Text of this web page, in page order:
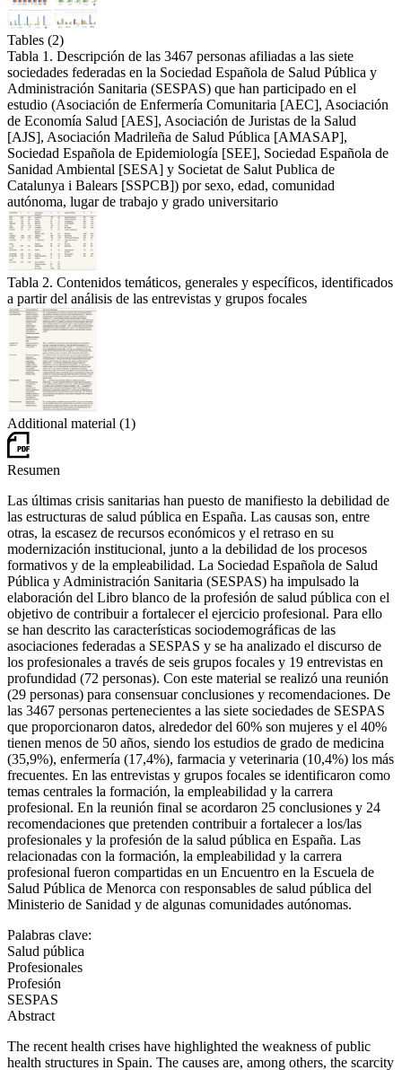
Tables (2)
Tabla 1. Descripción de las 3467 personas afiliadas a las siete
sociedades federadas en la Sociedad Española de Salud Pública y
Administración Sanitaria (SESPAS) que han participado en el
estudio (Asociación de Enfermería Comunitaria [AEC], Asociación
de Economía Salud [AES], Asociación de Juristas de la Salud
[AJS], Asociación Madrileña de Salud Pública [AMASAP],
Sociedad Española de Epidemiología [SEE], Sociedad Española de
Sanidad Ambiental [SESA] y Societat de Salut Publica de
Catalunya i Balears [SSPCB]) por sexo, edad, comunidad
autónoma, lugar de trabajo y grado universitario
Tabla 2. Contenidos temáticos, generales y específicos, identificados
a partir del análisis de las entrevistas y grupos focales
Additional material (1)
Resumen
Las últimas crisis sanitarias han puesto de manifiesto la debilidad de
las estructuras de salud pública en España. Las causas son, entre
otras, la escasez de recursos económicos y el retraso en su
modernización institucional, junto a la debilidad de los procesos
formativos y de la empleabilidad. La Sociedad Española de Salud
Pública y Administración Sanitaria (SESPAS) ha impulsado la
elaboración del Libro blanco de la profesión de salud pública con el
objetivo de contribuir a fortalecer el ejercicio profesional. Para ello
se han descrito las características sociodemográficas de las
asociaciones federadas a SESPAS y se ha analizado el discurso de
los profesionales a través de seis grupos focales y 19 entrevistas en
profundidad (72 personas). Con este material se realizó una reunión
(29 personas) para consensuar conclusiones y recomendaciones. De
las 3467 personas pertenecientes a las siete sociedades de SESPAS
que proporcionaron datos, alrededor del 60% son mujeres y el 40%
tienen menos de 50 años, siendo los estudios de grado de medicina
(35,9%), enfermería (17,4%), farmacia y veterinaria (10,4%) los más
frecuentes. En las entrevistas y grupos focales se identificaron como
temas centrales la formación, la empleabilidad y la carrera
profesional. En la reunión final se acordaron 25 conclusiones y 24
recomendaciones que pretenden contribuir a fortalecer a los/las
profesionales y la profesión de la salud pública en España. Las
relacionadas con la formación, la empleabilidad y la carrera
profesional fueron compartidas en un Encuentro en la Escuela de
Salud Pública de Menorca con responsables de salud pública del
Ministerio de Sanidad y de algunas comunidades autónomas.
Palabras clave:
Salud pública
Profesionales
Profesión
SESPAS
Abstract
The recent health crises have highlighted the weakness of public
health structures in Spain. The causes are, among others, the scarcity